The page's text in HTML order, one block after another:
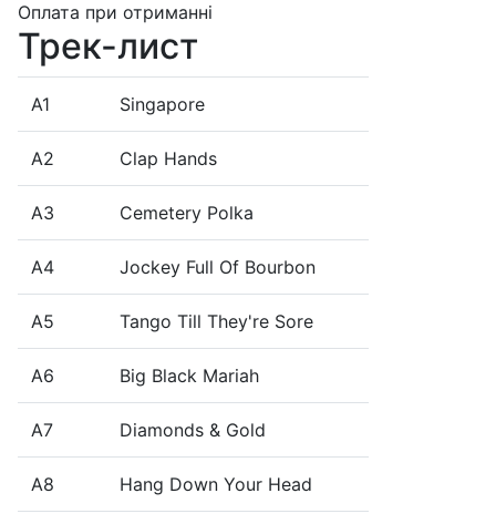
Оплата при отриманні
Трек-лист
A1 Singapore
A2 Clap Hands
A3 Cemetery Polka
A4 Jockey Full Of Bourbon
A5 Tango Till They're Sore
A6 Big Black Mariah
A7 Diamonds & Gold
A8 Hang Down Your Head